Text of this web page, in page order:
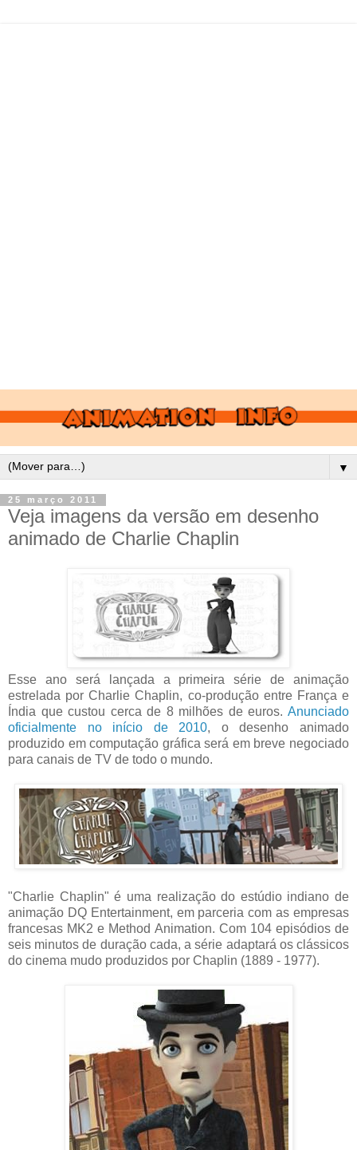
▼
25 março 2011
Veja imagens da versão em desenho
animado de Charlie Chaplin
Esse ano será lançada a primeira série de animação
estrelada por Charlie Chaplin, co-produção entre França e
Índia que custou cerca de 8 milhões de euros. Anunciado
oficialmente no início de 2010, o desenho animado
produzido em computação gráfica será em breve negociado
para canais de TV de todo o mundo.
"Charlie Chaplin" é uma realização do estúdio indiano de
animação DQ Entertainment, em parceria com as empresas
francesas MK2 e Method Animation. Com 104 episódios de
seis minutos de duração cada, a série adaptará os clássicos
do cinema mudo produzidos por Chaplin (1889 - 1977).